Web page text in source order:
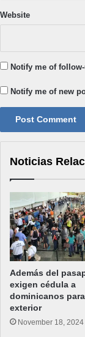
Website
Notify me of
Notify me of new
Noticias
Además del
exigen cédula a
dominicanos
exterior
November 18, 2024